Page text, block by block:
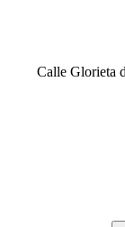
Calle Glorieta